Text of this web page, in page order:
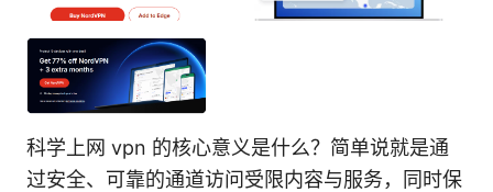
科学上网 vpn 的核心意义是什么？简单说就是通
过安全、可靠的通道访问受限内容与服务，同时保